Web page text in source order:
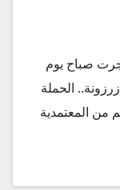
صباح يوم
زرزونة.. الحملة
من المعتمدية